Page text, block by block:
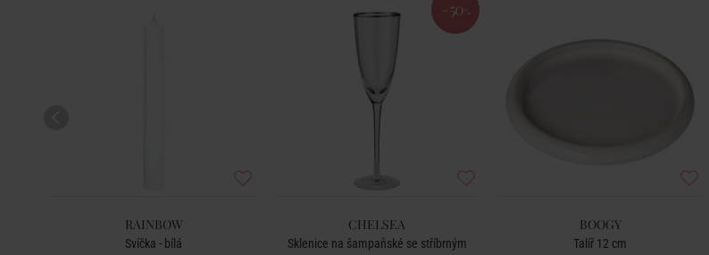
RAINBOW
Svíčka - bílá
-50 %
CHELSEA
Sklenice na šampaňské se stříbrným
BOOGY
Talíř 12 cm